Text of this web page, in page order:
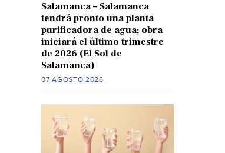
Salamanca – Salamanca
tendrá pronto una planta
purificadora de agua; obra
iniciará el último trimestre
de 2026 (El Sol de
Salamanca)
07 AGOSTO 2026